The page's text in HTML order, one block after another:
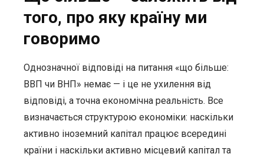
того, про яку країну ми
говоримо
Однозначної відповіді на питання «що більше:
ВВП чи ВНП» немає — і це не ухилення від
відповіді, а точна економічна реальність. Все
визначається структурою економіки: наскільки
активно іноземний капітал працює всередині
країни і наскільки активно місцевий капітал та